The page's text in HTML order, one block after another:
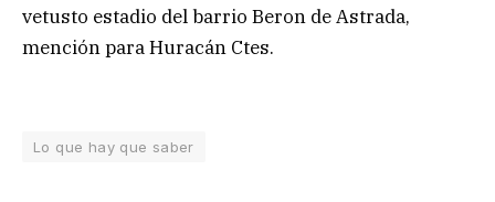
vetusto estadio del barrio Beron de Astrada,
mención para Huracán Ctes.
Lo que hay que saber